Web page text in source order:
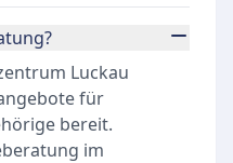
Luckau
für
bereit.
im